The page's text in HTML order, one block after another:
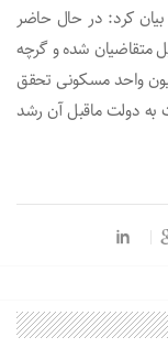
کرد: در حال حاضر
تحویل متقاضیان شده و گرچه
واحد مسکونی تحقق
به دولت ماقبل آن رشد